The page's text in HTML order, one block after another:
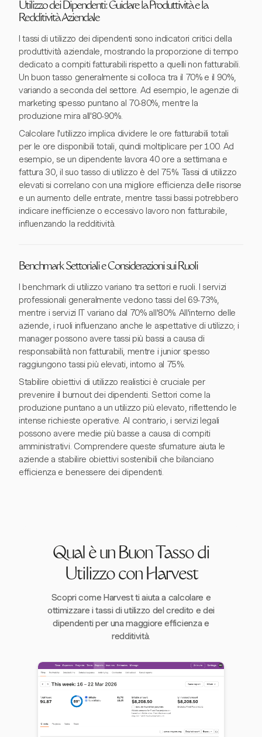
Utilizzo dei Dipendenti: Guidare la Produttività e la
Redditività Aziendale
I tassi di utilizzo dei dipendenti sono indicatori critici della
produttività aziendale, mostrando la proporzione di tempo
dedicato a compiti fatturabili rispetto a quelli non fatturabili.
Un buon tasso generalmente si colloca tra il 70% e il 90%,
variando a seconda del settore. Ad esempio, le agenzie di
marketing spesso puntano al 70-80%, mentre la
produzione mira all'80-90%.
Calcolare l'utilizzo implica dividere le ore fatturabili totali
per le ore disponibili totali, quindi moltiplicare per 100. Ad
esempio, se un dipendente lavora 40 ore a settimana e
fattura 30, il suo tasso di utilizzo è del 75%. Tassi di utilizzo
elevati si correlano con una migliore efficienza delle risorse
e un aumento delle entrate, mentre tassi bassi potrebbero
indicare inefficienze o eccessivo lavoro non fatturabile,
influenzando la redditività.
Benchmark Settoriali e Considerazioni sui Ruoli
I benchmark di utilizzo variano tra settori e ruoli. I servizi
professionali generalmente vedono tassi del 69-73%,
mentre i servizi IT variano dal 70% all'80%. All'interno delle
aziende, i ruoli influenzano anche le aspettative di utilizzo; i
manager possono avere tassi più bassi a causa di
responsabilità non fatturabili, mentre i junior spesso
raggiungono tassi più elevati, intorno al 75%.
Stabilire obiettivi di utilizzo realistici è cruciale per
prevenire il burnout dei dipendenti. Settori come la
produzione puntano a un utilizzo più elevato, riflettendo le
intense richieste operative. Al contrario, i servizi legali
possono avere medie più basse a causa di compiti
amministrativi. Comprendere queste sfumature aiuta le
aziende a stabilire obiettivi sostenibili che bilanciano
efficienza e benessere dei dipendenti.
Qual è un Buon Tasso di
Utilizzo con Harvest
Scopri come Harvest ti aiuta a calcolare e
ottimizzare i tassi di utilizzo del credito e dei
dipendenti per una maggiore efficienza e
redditività.